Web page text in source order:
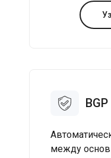
BGP
между